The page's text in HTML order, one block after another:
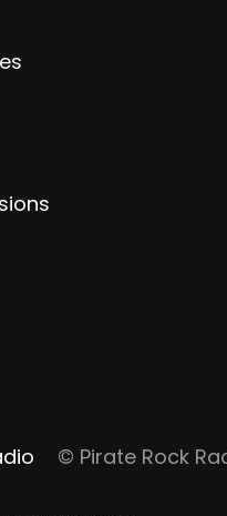
© Pirate Rock